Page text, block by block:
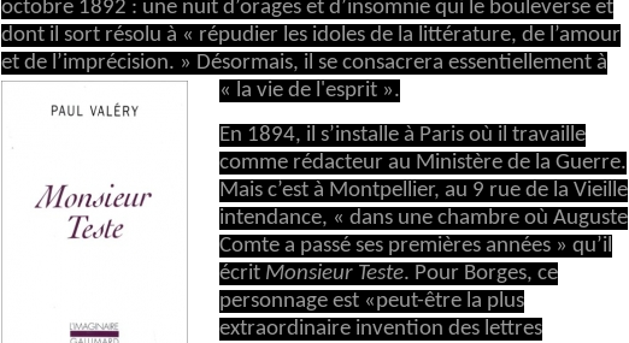
octobre 1892 : une nuit d’orages et d’insomnie qui le bouleverse et
dont il sort résolu à « répudier les idoles de la littérature, de l’amour
et de l’imprécision. » Désormais, il se consacrera essentiellement à
« la vie de l'esprit ».
En 1894, il s’installe à Paris où il travaille
comme rédacteur au Ministère de la Guerre.
Mais c’est à Montpellier, au 9 rue de la Vieille
intendance, « dans une chambre où Auguste
Comte a passé ses premières années » qu’il
écrit Monsieur Teste. Pour Borges, ce
personnage est «peut-être la plus
extraordinaire invention des lettres